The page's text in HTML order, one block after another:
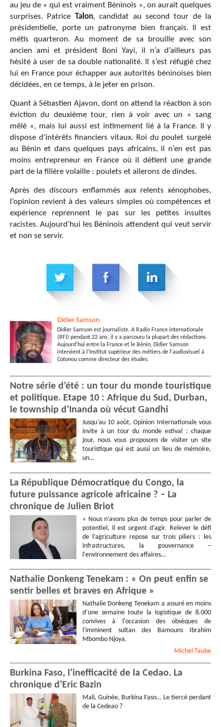
au jeu de « qui est vraiment Béninois », on aurait quelques
surprises. Patrice Talon, candidat au second tour de la
présidentielle, porte un patronyme bien français. Il est
métis quarteron. Au moment de sa brouille avec son
ancien ami et président Boni Yayi, il n’a d’ailleurs pas
hésité à user de sa double nationalité. Il s’est réfugié chez
lui en France pour échapper aux autorités béninoises bien
décidées, en ce temps, à le jeter en prison.
Quant à Sébastien Ajavon, dont on attend la réaction à son
éviction du deuxième tour, rien à voir avec un « sang
mêlé », mais lui aussi est intimement lié à la France. Il y
dispose d’intérêts financiers vitaux. Roi du poulet surgelé
au Bénin et dans quelques pays africains, il n’en est pas
moins entrepreneur en France où il détient une grande
part de la filière volaille : poulets et ailerons de dindes.
Après des discours enflammés aux relents xénophobes,
l’opinion revient à des valeurs simples où compétences et
expérience reprennent le pas sur les petites insultes
racistes. Aujourd’hui les Béninois attendent qui veut servir
et non se servir.
Didier Samson
Didier Samson est journaliste. A Radio France internationale
(RFI) pendant 22 ans, il y a parcouru la plupart des rédactions.
Aujourd’hui entre la France et le Bénin, Didier Samson
intervient à l'Institut supérieur des métiers de l'audiovisuel à
Cotonou comme directeur des études.
Notre série d’été : un tour du monde touristique
et politique. Etape 10 : Afrique du Sud, Durban,
le township d’Inanda où vécut Gandhi
Jusqu’au 10 août, Opinion Internationale vous
invite à un tour du monde estival : chaque
jour, nous vous proposons de visiter un site
touristique qui est aussi un lieu de mémoire,
un…
La République Démocratique du Congo, la
future puissance agricole africaine ? – La
chronique de Julien Briot
« Nous n’avons plus de temps pour parler de
potentiel, il est urgent d’agir. Relever le défi
de l’agriculture repose sur trois piliers : les
infrastructures, la gouvernance –
l’environnement des affaires…
Nathalie Donkeng Tenekam : « On peut enfin se
sentir belles et braves en Afrique »
Nathalie Donkeng Tenekam a assuré en moins
d’une semaine toute la logistique de 8.000
convives à l'occasion des obsèques de
l'imminent sultan des Bamouns Ibrahim
Mbombo Njoya.
Michel Taube
Burkina Faso, l’inefficacité de la Cedao. La
chronique d’Eric Bazin
Mali, Guinée, Burkina Faso… Le tiercé perdant
de la Cedeao ?